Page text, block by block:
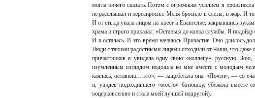
могла ничего сказать. Потом с огромным усилием я
не расслышал и переспросил. Меня бросило в слезы, в жар. И
И от стыда упала лицом на крест и Евангелие, закрывшись
храма и строго приказал: «Останься до конца службы. Я
И я осталась. В это время началось Причастие. Оно длилось
Люди с такими радостными лицами отходили от Чаши, что даже
причастников я увидела одну свою «коллегу», русскую,
изумленным взглядом подошла ко мне вместе с молодым
каялась, оставила… это», — защебетала она. «Почти», — со
и, увидев подходившего «моего» батюшку, убежала вместе
воцерковлению и стала моей лучшей подругой).